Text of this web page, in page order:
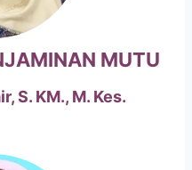
MUTU
S. KM., M. Kes.